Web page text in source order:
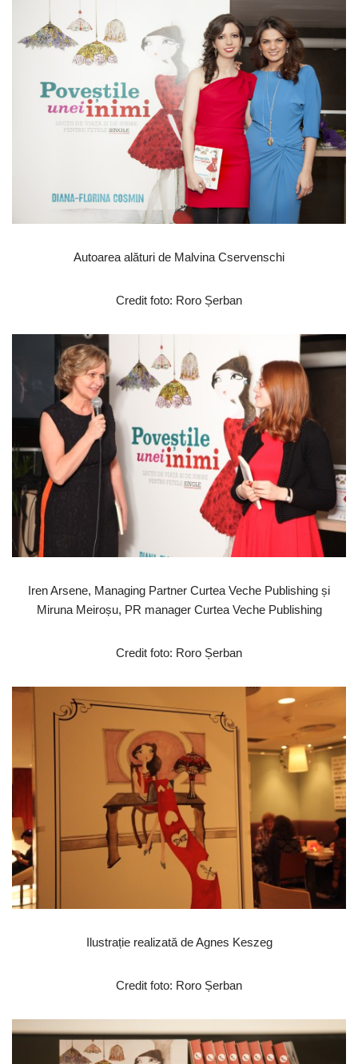
Autoarea alături de Malvina Cservenschi
Credit foto: Roro Șerban
Iren Arsene, Managing Partner Curtea Veche Publishing și
Miruna Meiroșu, PR manager Curtea Veche Publishing
Credit foto: Roro Șerban
Ilustrație realizată de Agnes Keszeg
Credit foto: Roro Șerban